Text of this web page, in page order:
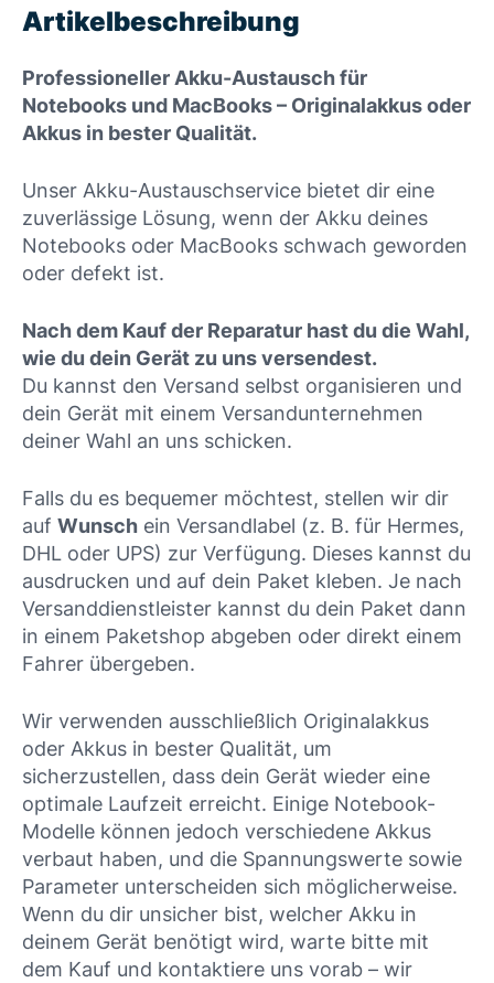
Artikelbeschreibung
Professioneller Akku-Austausch für
Notebooks und MacBooks – Originalakkus oder
Akkus in bester Qualität.
Unser Akku-Austauschservice bietet dir eine
zuverlässige Lösung, wenn der Akku deines
Notebooks oder MacBooks schwach geworden
oder defekt ist.
Nach dem Kauf der Reparatur hast du die Wahl,
wie du dein Gerät zu uns versendest.
Du kannst den Versand selbst organisieren und
dein Gerät mit einem Versandunternehmen
deiner Wahl an uns schicken.
Falls du es bequemer möchtest, stellen wir dir
auf Wunsch ein Versandlabel (z. B. für Hermes,
DHL oder UPS) zur Verfügung. Dieses kannst du
ausdrucken und auf dein Paket kleben. Je nach
Versanddienstleister kannst du dein Paket dann
in einem Paketshop abgeben oder direkt einem
Fahrer übergeben.
Wir verwenden ausschließlich Originalakkus
oder Akkus in bester Qualität, um
sicherzustellen, dass dein Gerät wieder eine
optimale Laufzeit erreicht. Einige Notebook-
Modelle können jedoch verschiedene Akkus
verbaut haben, und die Spannungswerte sowie
Parameter unterscheiden sich möglicherweise.
Wenn du dir unsicher bist, welcher Akku in
deinem Gerät benötigt wird, warte bitte mit
dem Kauf und kontaktiere uns vorab – wir